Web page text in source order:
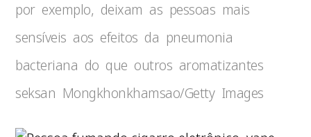
por exemplo, deixam as pessoas mais
sensíveis aos efeitos da pneumonia
bacteriana do que outros aromatizantes
seksan Mongkhonkhamsao/Getty Images